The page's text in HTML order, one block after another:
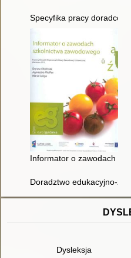
Specyfika pracy doradców
Informator o zawodach
Doradztwo edukacyjno-
Dysleksja